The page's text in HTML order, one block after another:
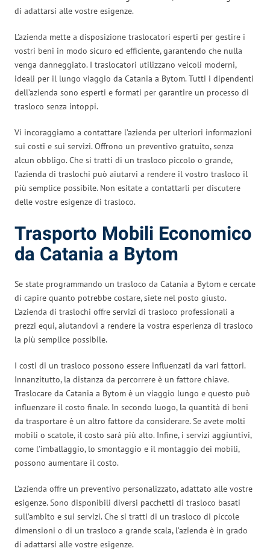
di adattarsi alle vostre esigenze.
L’azienda mette a disposizione traslocatori esperti per gestire i
vostri beni in modo sicuro ed efficiente, garantendo che nulla
venga danneggiato. I traslocatori utilizzano veicoli moderni,
ideali per il lungo viaggio da Catania a Bytom. Tutti i dipendenti
dell’azienda sono esperti e formati per garantire un processo di
trasloco senza intoppi.
Vi incoraggiamo a contattare l’azienda per ulteriori informazioni
sui costi e sui servizi. Offrono un preventivo gratuito, senza
alcun obbligo. Che si tratti di un trasloco piccolo o grande,
l’azienda di traslochi può aiutarvi a rendere il vostro trasloco il
più semplice possibile. Non esitate a contattarli per discutere
delle vostre esigenze di trasloco.
Trasporto Mobili Economico
da Catania a Bytom
Se state programmando un trasloco da Catania a Bytom e cercate
di capire quanto potrebbe costare, siete nel posto giusto.
L’azienda di traslochi offre servizi di trasloco professionali a
prezzi equi, aiutandovi a rendere la vostra esperienza di trasloco
la più semplice possibile.
I costi di un trasloco possono essere influenzati da vari fattori.
Innanzitutto, la distanza da percorrere è un fattore chiave.
Traslocare da Catania a Bytom è un viaggio lungo e questo può
influenzare il costo finale. In secondo luogo, la quantità di beni
da trasportare è un altro fattore da considerare. Se avete molti
mobili o scatole, il costo sarà più alto. Infine, i servizi aggiuntivi,
come l’imballaggio, lo smontaggio e il montaggio dei mobili,
possono aumentare il costo.
L’azienda offre un preventivo personalizzato, adattato alle vostre
esigenze. Sono disponibili diversi pacchetti di trasloco basati
sull’ambito e sui servizi. Che si tratti di un trasloco di piccole
dimensioni o di un trasloco a grande scala, l’azienda è in grado
di adattarsi alle vostre esigenze.